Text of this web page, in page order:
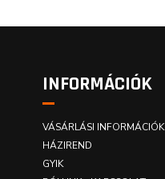
INFORMÁCIÓK
VÁSÁRLÁSI INFORMÁCIÓK
HÁZIREND
GYIK